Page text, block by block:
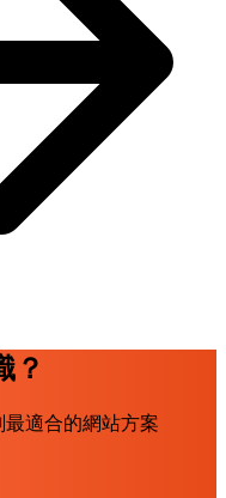
？
適合的網站方案